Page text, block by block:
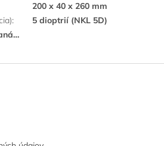
200 x 40 x 260 mm
:
5 dioptrií (NKL 5D)